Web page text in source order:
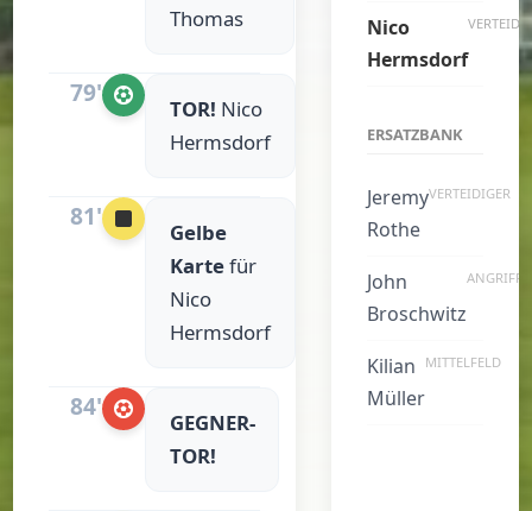
Thomas
79'
TOR! Nico
Hermsdorf
81'
Gelbe
Kartefür
Nico
Hermsdorf
84'
GEGNER-
TOR!
Nico
Hermsdorf
ERSATZBANK
Jeremy
Rothe
VERTEIDIGER
John
Broschwitz
ANGRIFF
Kilian
Müller
MITTELFELD